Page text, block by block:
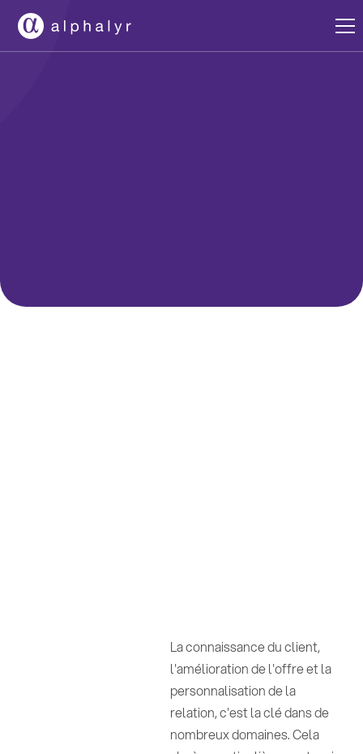
La connaissance du client,
l'amélioration de l'offre et la
personnalisation de la
relation, c'est la clé dans de
nombreux domaines. Cela